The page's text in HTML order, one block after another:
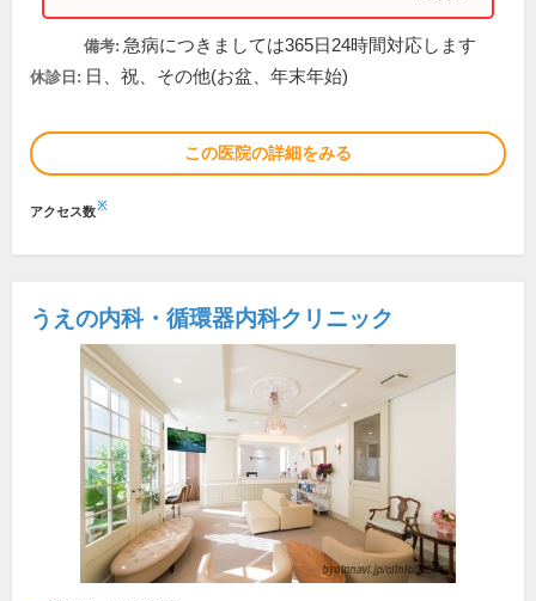
備考: 急病につきましては365日24時間対応します
休診日: 日、祝、その他(お盆、年末年始)
この医院の詳細をみる
アクセス数※
うえの内科・循環器内科クリニック